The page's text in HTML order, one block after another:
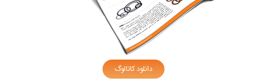
دانلود کاتالوگ